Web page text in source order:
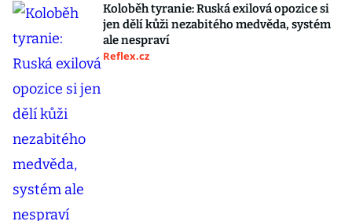
Koloběh tyranie: Ruská exilová opozice si
jen dělí kůži nezabitého medvěda, systém
ale nespraví
Reflex.cz